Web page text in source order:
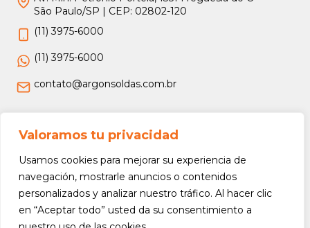
Valoramos tu privacidad
Usamos cookies para mejorar su experiencia de
navegación, mostrarle anuncios o contenidos
personalizados y analizar nuestro tráfico. Al hacer clic
en “Aceptar todo” usted da su consentimiento a
São Paulo/SP | CEP: 02802-120
(11) 3975-6000
(11) 3975-6000
contato@argonsoldas.com.br
Jurídico
Termos e Condições
Política de Privacidade
Política de Devolução e Reembolso